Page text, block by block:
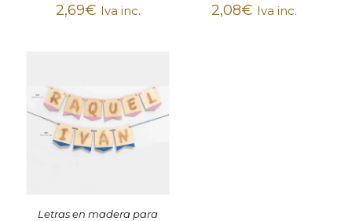
2,69€ Iva inc. 2,08€ Iva inc.
Letras en madera para